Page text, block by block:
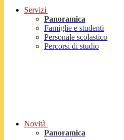
Servizi
Panoramica
Famiglie e studenti
Personale scolastico
Percorsi di studio
Novità
Panoramica